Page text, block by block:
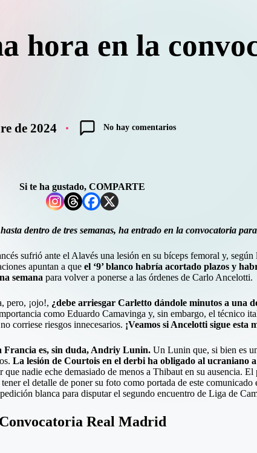
hora en la
de 2024 No hay comentarios
Si te ha gustado, COMPARTE
dentro de tres semanas, ha entrado en la convocatoria
sufrió ante el Alavés una lesión en su bíceps femoral y,
apuntan a que el ‘9’ blanco habría acortado plazos y
semana para volver a ponerse a las órdenes de Carlo Ancelotti.
pero, ¡ojo!, ¿debe arriesgar Carletto dándole minutos a una
como Eduardo Camavinga y, sin embargo, el técnico
corriese riesgos innecesarios. ¡Veamos si Ancelotti sigue
es, sin duda, Andriy Lunin.Un Lunin que, si bien es
La lesión de Courtois en el derbi ha obligado al ucraniano
que nadie eche demasiado de menos a Thibaut en su ausencia.
el detalle de poner su foto como portada de este
blanca para disputar el segundo encuentro de Liga de
Convocatoria Real Madrid